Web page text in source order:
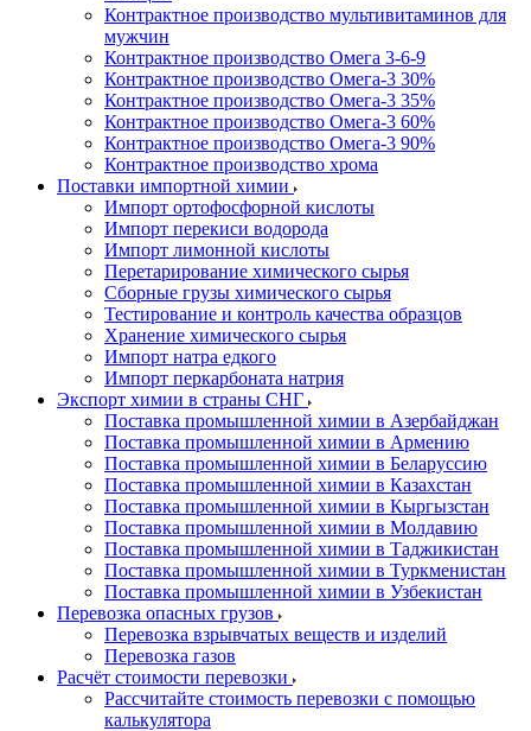
Контрактное производство мультивитаминов для
мужчин
Контрактное производство Омега 3-6-9
Контрактное производство Омега-3 30%
Контрактное производство Омега-3 35%
Контрактное производство Омега-3 60%
Контрактное производство Омега-3 90%
Контрактное производство хрома
Поставки импортной химии
Импорт ортофосфорной кислоты
Импорт перекиси водорода
Импорт лимонной кислоты
Перетарирование химического сырья
Сборные грузы химического сырья
Тестирование и контроль качества образцов
Хранение химического сырья
Импорт натра едкого
Импорт перкарбоната натрия
Экспорт химии в страны СНГ
Поставка промышленной химии в Азербайджан
Поставка промышленной химии в Армению
Поставка промышленной химии в Беларуссию
Поставка промышленной химии в Казахстан
Поставка промышленной химии в Кыргызстан
Поставка промышленной химии в Молдавию
Поставка промышленной химии в Таджикистан
Поставка промышленной химии в Туркменистан
Поставка промышленной химии в Узбекистан
Перевозка опасных грузов
Перевозка взрывчатых веществ и изделий
Перевозка газов
Расчёт стоимости перевозки
Рассчитайте стоимость перевозки с помощью
калькулятора